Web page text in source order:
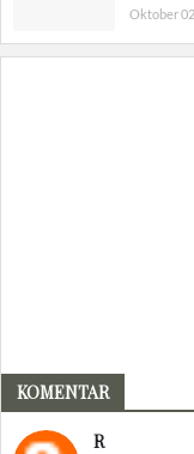
Oktober
KOMENTAR
R